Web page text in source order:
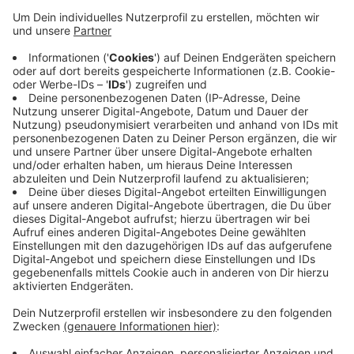
an der Straße als gewohnt. AWG-Chef Martin
Entrümpeln zu warten, bis die Krise vorbei ist.
Auch die AWG arbeite am Limit und tue alles, damit
die Müllabfuhr wie gewohnt erfolgen kann. Da
seien übergroße Sperrmüllmengen nicht hilfreich.
Außerdem würden viele Menschen Dinge an die
Straße stellen, die dort nicht hingehören. Das
mache zusätzliche Arbeit.
Veröffentlicht:Freitag, 27.03.2020 05:43
Anzeige